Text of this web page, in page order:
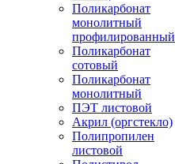
Поликарбонат
монолитный
профилированный
Поликарбонат
сотовый
Поликарбонат
монолитный
ПЭТ листовой
Акрил (оргстекло)
Полипропилен
листовой